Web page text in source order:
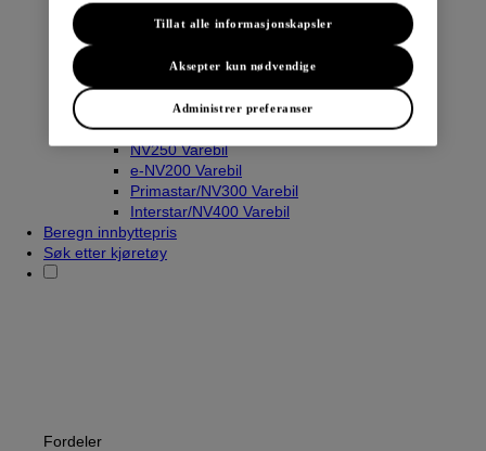
Navara
Townstar Varebil
Townstar El-Varebil
NV250 Varebil
e-NV200 Varebil
Primastar/NV300 Varebil
Interstar/NV400 Varebil
Beregn innbyttepris
Søk etter kjøretøy
Fordeler
Administrer preferanser
Aksepter kun nødvendige
Tillat alle informasjonskapsler